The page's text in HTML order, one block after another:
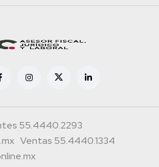
55.4440.2293
Ventas 55.4440.1334